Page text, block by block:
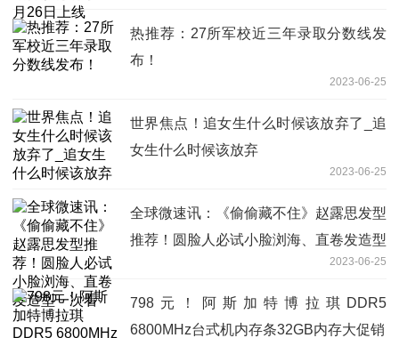
热推荐：27所军校近三年录取分数线发
布！
2023-06-25
世界焦点！追女生什么时候该放弃了_追
女生什么时候该放弃
2023-06-25
全球微速讯：《偷偷藏不住》赵露思发型
推荐！圆脸人必试小脸浏海、直卷发造型
2023-06-25
798元！阿斯加特博拉琪DDR5
6800MHz台式机内存条32GB内存大促销